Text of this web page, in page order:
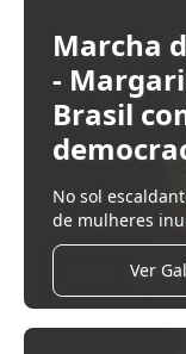
Marcha
-
Brasil
No sol
de mulheres
Ver